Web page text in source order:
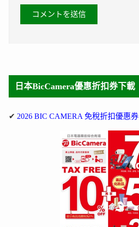
日本BicCamera優惠折扣券下載
✔ 2026 BIC CAMERA 免稅折扣優惠券